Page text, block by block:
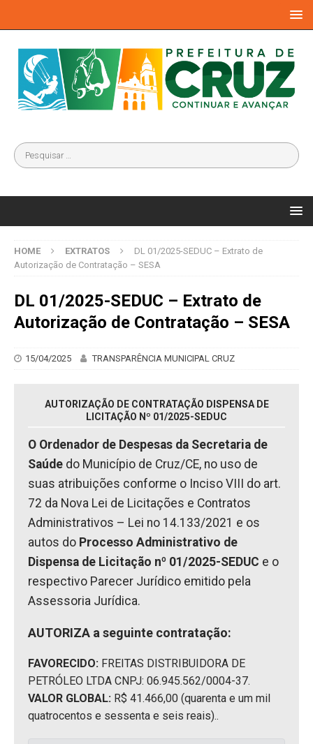
HOME EXTRATOS
DL 01/2025-SEDUC – Extrato de
Autorização de Contratação – SESA
DL 01/2025-SEDUC – Extrato de
Autorização de Contratação – SESA
15/04/2025 TRANSPARÊNCIA MUNICIPAL CRUZ
AUTORIZAÇÃO DE CONTRATAÇÃO DISPENSA DE
LICITAÇÃO Nº 01/2025-SEDUC
O Ordenador de Despesas da Secretaria de
Saúde do Município de Cruz/CE, no uso de
suas atribuições conforme o Inciso VIII do art.
72 da Nova Lei de Licitações e Contratos
Administrativos – Lei no 14.133/2021 e os
autos do Processo Administrativo de
Dispensa de Licitação nº 01/2025-SEDUC e o
respectivo Parecer Jurídico emitido pela
Assessoria Jurídica.
AUTORIZA a seguinte contratação:
FAVORECIDO: FREITAS DISTRIBUIDORA DE
PETRÓLEO LTDA CNPJ: 06.945.562/0004-37.
VALOR GLOBAL: R$ 41.466,00 (quarenta e um mil
quatrocentos e sessenta e seis reais)..